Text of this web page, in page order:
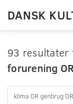
DANSK
93 resultater
forurening